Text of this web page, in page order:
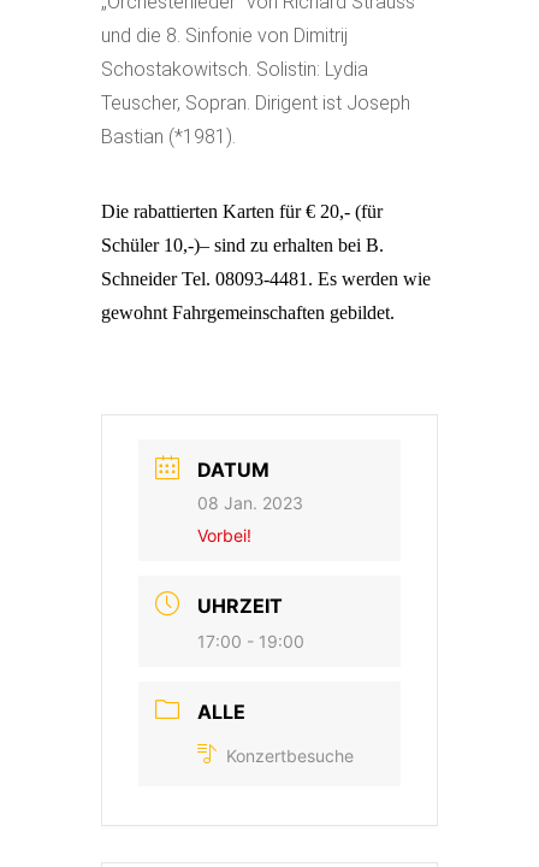
und die 8. Sinfonie von Dimitrij
Schostakowitsch. Solistin: Lydia
Teuscher, Sopran. Dirigent ist Joseph
Bastian (*1981).
Die rabattierten Karten für € 20,- (für
Schüler 10,-)– sind zu erhalten bei B.
Schneider Tel. 08093-4481. Es werden wie
gewohnt Fahrgemeinschaften gebildet.
DATUM
08 Jan. 2023
Vorbei!
UHRZEIT
17:00 - 19:00
ALLE
Konzertbesuche